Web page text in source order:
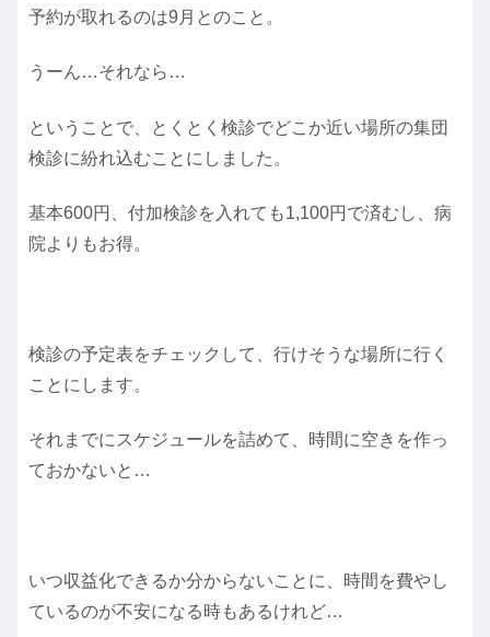
予約が取れるのは9月とのこと。
うーん…それなら…
ということで、とくとく検診でどこか近い場所の集団
検診に紛れ込むことにしました。
基本600円、付加検診を入れても1,100円で済むし、病
院よりもお得。
検診の予定表をチェックして、行けそうな場所に行く
ことにします。
それまでにスケジュールを詰めて、時間に空きを作っ
ておかないと…
いつ収益化できるか分からないことに、時間を費やし
ているのが不安になる時もあるけれど…